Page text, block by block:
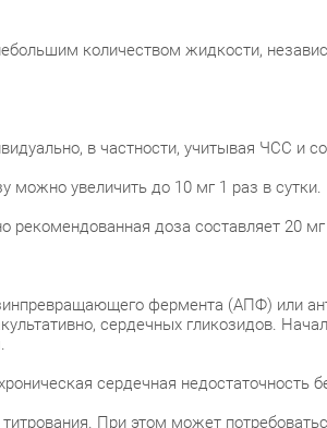
количеством жидкости,
в частности, учитывая ЧСС и
можно увеличить до 10 мг 1 раз в сутки.
рекомендованная доза составляет 20
фермента (АПФ) или
сердечных гликозидов.
сердечная недостаточность
При этом может